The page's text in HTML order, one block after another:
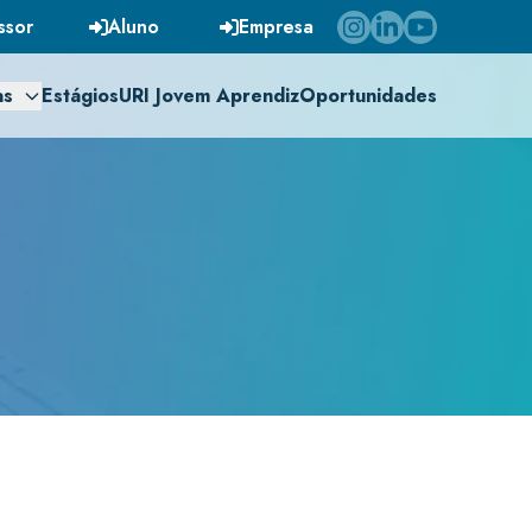
Aluno Empresa
EstágiosURI Jovem AprendizOportunidades